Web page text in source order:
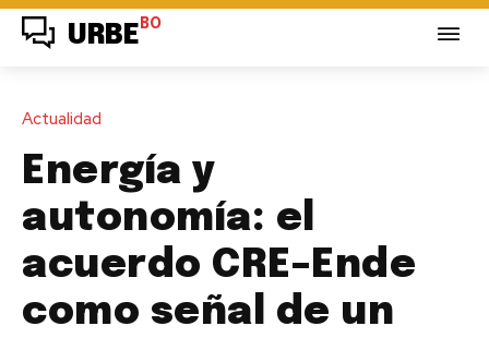
URBE BO
Actualidad
Energía y
autonomía: el
acuerdo CRE–Ende
como señal de un